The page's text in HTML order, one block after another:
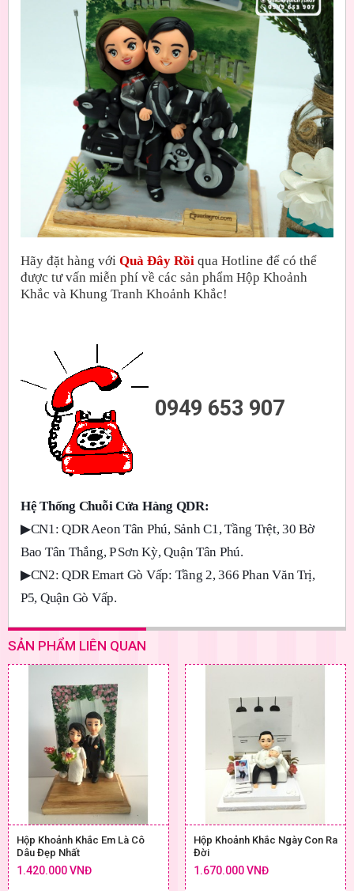
Hãy đặt hàng với Quà Đây Rồi qua Hotline để có thể
được tư vấn miễn phí về các sản phẩm Hộp Khoảnh
Khắc và Khung Tranh Khoảnh Khắc!
0949 653 907
Hệ Thống Chuỗi Cửa Hàng QDR:
▶CN1: QDR Aeon Tân Phú, Sảnh C1, Tầng Trệt, 30 Bờ
Bao Tân Thắng, P Sơn Kỳ, Quận Tân Phú.
▶CN2: QDR Emart Gò Vấp: Tầng 2, 366 Phan Văn Trị,
P5, Quận Gò Vấp.
SẢN PHẨM LIÊN QUAN
Hộp Khoảnh Khắc Em Là Cô
Dâu Đẹp Nhất
1.420.000 VNĐ
Hộp Khoảnh Khắc Ngày Con Ra
Đời
1.670.000 VNĐ